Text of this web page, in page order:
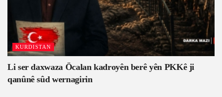
KURDISTAN
Li ser daxwaza Öcalan kadroyên berê yên PKKê ji
qanûnê sûd wernagirin